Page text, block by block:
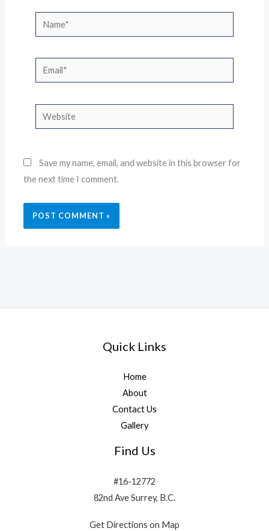
Name*
Email*
Website
Save my name, email, and website in this browser for
the next time I comment.
Quick Links
Home
About
Contact Us
Gallery
Find Us
#16-12772
82nd Ave Surrey, B.C.
Get Directions on Map